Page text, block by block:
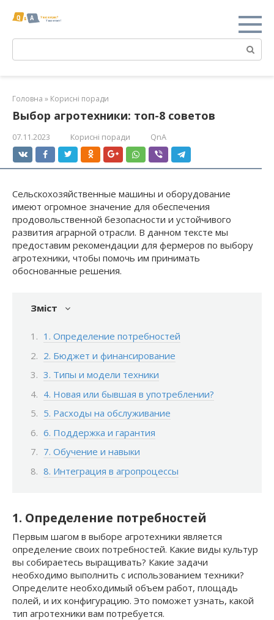
Поиск:
Головна » Корисні поради
Выбор агротехники: топ-8 советов
07.11.2023 Корисні поради QnA
Сельскохозяйственные машины и оборудование
имеют огромное значение для обеспечения
продовольственной безопасности и устойчивого
развития аграрной отрасли. В данном тексте мы
предоставим рекомендации для фермеров по выбору
агротехники, чтобы помочь им принимать
обоснованные решения.
Зміст
1. Определение потребностей
2. Бюджет и финансирование
3. Типы и модели техники
4. Новая или бывшая в употреблении?
5. Расходы на обслуживание
6. Поддержка и гарантия
7. Обучение и навыки
8. Интеграция в агропроцессы
1. Определение потребностей
Первым шагом в выборе агротехники является
определение своих потребностей. Какие виды культур
вы собираетесь выращивать? Какие задачи
необходимо выполнить с использованием техники?
Определите необходимый объем работ, площадь
полей, и их конфигурацию. Это поможет узнать, какой
тип агротехники вам потребуется.